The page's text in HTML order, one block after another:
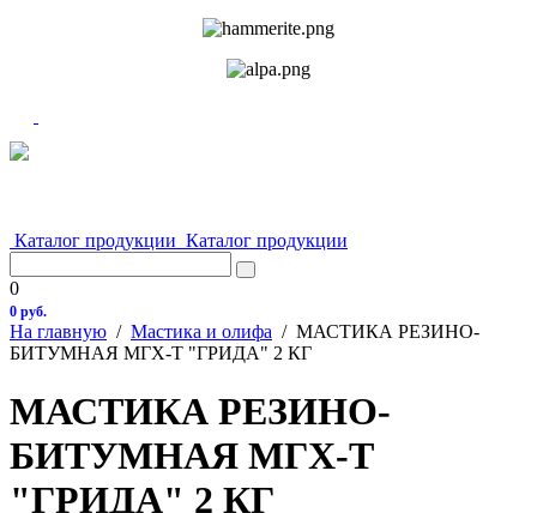
Каталог продукции Каталог продукции
0
0 руб.
На главную / Мастика и олифа / МАСТИКА РЕЗИНО-
БИТУМНАЯ МГХ-Т "ГРИДА" 2 КГ
МАСТИКА РЕЗИНО-
БИТУМНАЯ МГХ-Т
"ГРИДА" 2 КГ